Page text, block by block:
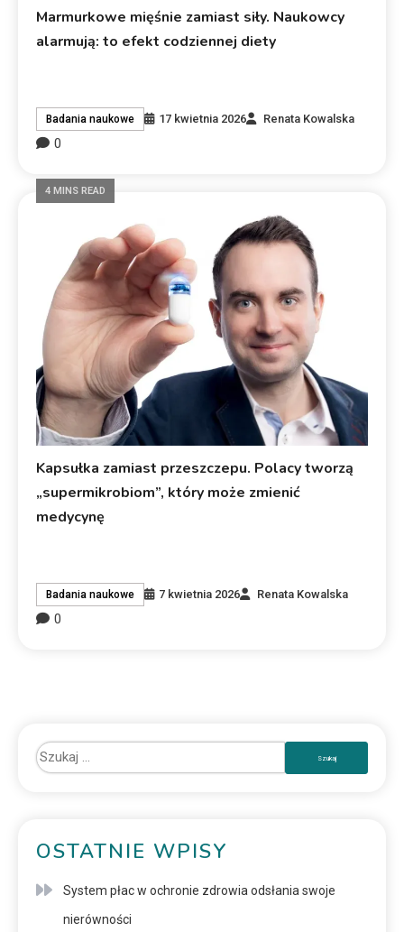
Marmurkowe mięśnie zamiast siły. Naukowcy
alarmują: to efekt codziennej diety
Badania naukowe 17 kwietnia 2026 Renata Kowalska
0
4 MINS READ
Kapsułka zamiast przeszczepu. Polacy tworzą
„supermikrobiom”, który może zmienić
medycynę
Badania naukowe 7 kwietnia 2026 Renata Kowalska
0
OSTATNIE WPISY
System płac w ochronie zdrowia odsłania swoje
nierówności